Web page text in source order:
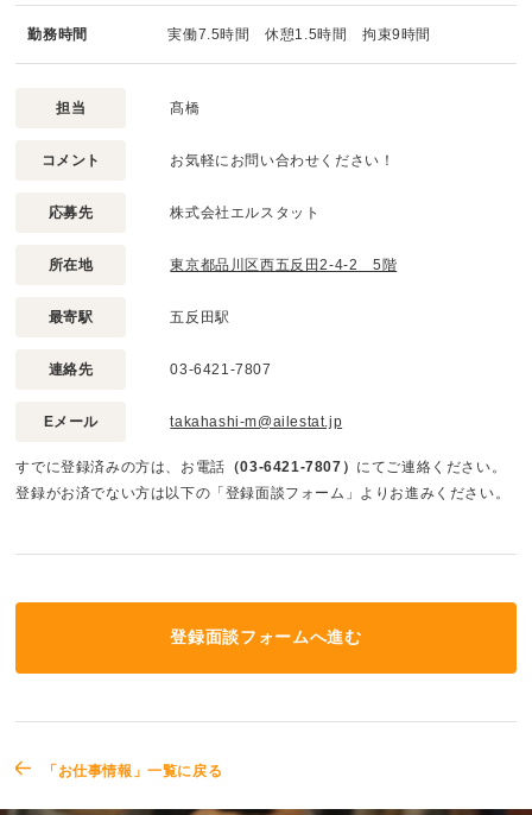
勤務時間 実働7.5時間 休憩1.5時間 拘束9時間
担当 髙橋
コメント お気軽にお問い合わせください！
応募先 株式会社エルスタット
所在地 東京都品川区西五反田2-4-2 5階
最寄駅 五反田駅
連絡先 03-6421-7807
Eメール takahashi-m@ailestat.jp
すでに登録済みの方は、お電話 （03-6421-7807） にてご連絡ください。
登録がお済でない方は以下の「登録面談フォーム」よりお進みください。
登録面談フォームへ進む
「お仕事情報」一覧に戻る